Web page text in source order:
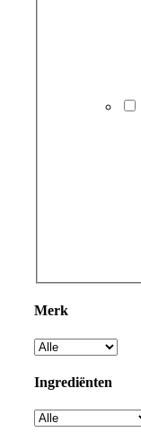
Merk
Ingrediënten